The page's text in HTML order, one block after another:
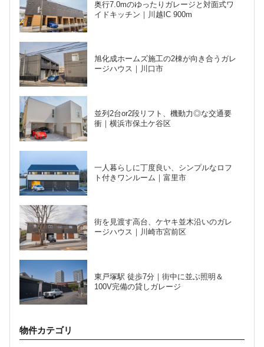
奥行7.0mのゆったりガレージと対面式ワ
イドキッチン｜川越IC 900m
旭化成ホームズ施工の2棟が向き合うガレ
ージハウス｜川口市
並列2台or2段リフト、機動力◎な交通要
衝｜横浜市保土ケ谷区
一人暮らしに丁度良い、シンプルなロフ
ト付きワンルーム｜富里市
街を見渡す高台、ケヤキ並木沿いのガレ
ージハウス｜川崎市宮前区
東戸塚駅 徒歩7分｜街中に並ぶ照明＆
100V完備の貸しガレージ
物件カテゴリ